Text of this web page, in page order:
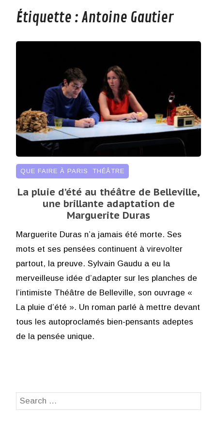
Étiquette :Antoine Gautier
QUE FAIRE À PARIS THÉÂTRE
La pluie d’été au théâtre de Belleville,
une brillante adaptation de
Marguerite Duras
Marguerite Duras n’a jamais été morte. Ses
mots et ses pensées continuent à virevolter
partout, la preuve. Sylvain Gaudu a eu la
merveilleuse idée d’adapter sur les planches de
l’intimiste Théâtre de Belleville, son ouvrage «
La pluie d’été ». Un roman parlé à mettre devant
tous les autoproclamés bien-pensants adeptes
de la pensée unique.
Search